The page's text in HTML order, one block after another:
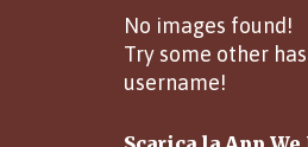
No images found!
Try some other
username!